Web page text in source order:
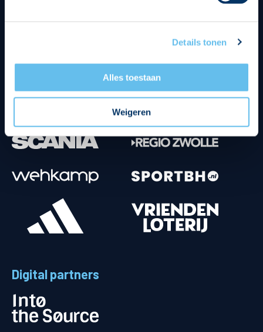
Details tonen
Alles toestaan
Weigeren
Digital partners